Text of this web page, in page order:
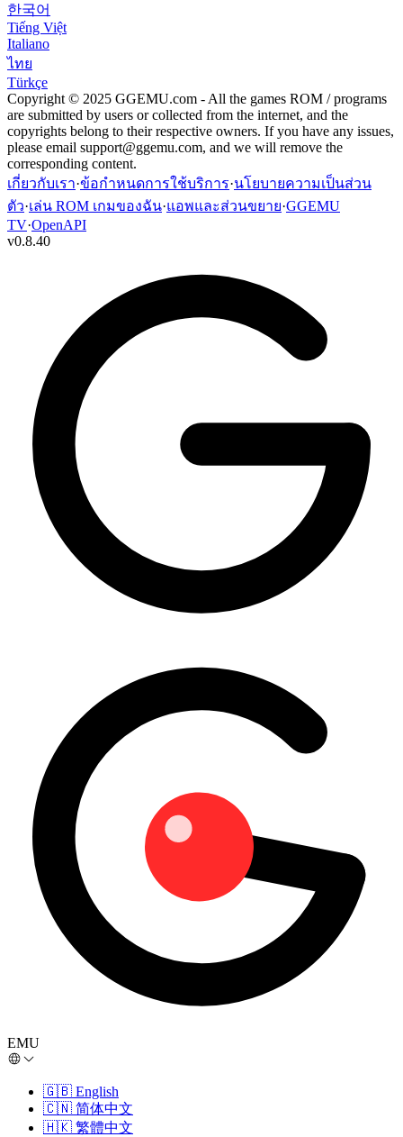
한국어
Tiếng Việt
Italiano
ไทย
Türkçe
Copyright © 2025 GGEMU.com - All the games ROM / programs
are submitted by users or collected from the internet, and the
copyrights belong to their respective owners. If you have any issues,
please email support@ggemu.com, and we will remove the
corresponding content.
เกี่ยวกับเรา·ข้อกำหนดการใช้บริการ·นโยบายความเป็นส่วน
ตัว·เล่น ROM เกมของฉัน·แอพและส่วนขยาย·GGEMU
TV·OpenAPI
v0.8.40
EMU
🇬🇧 English
🇨🇳 简体中文
🇭🇰 繁體中文